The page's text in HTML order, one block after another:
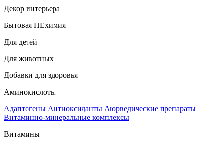
Декор интерьера
Бытовая НЕхимия
Для детей
Для животных
Добавки для здоровья
Аминокислоты
Адаптогены Антиоксиданты Аюрведические препараты
Витаминно-минеральные комплексы
Витамины